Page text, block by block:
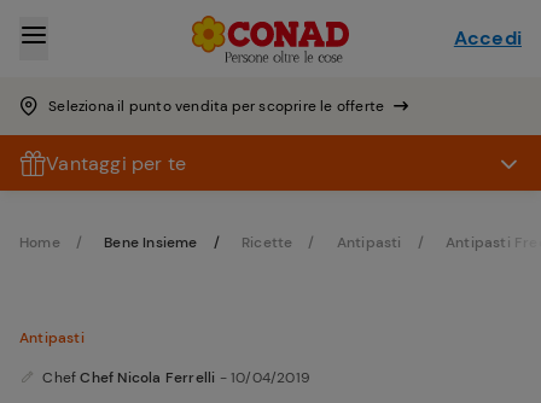
Seleziona il punto vendita per scoprire le offerte
Accedi
Vantaggi per te
Home Bene Insieme Ricette Antipasti Antipasti
Antipasti
Chef Chef Nicola Ferrelli - 10/04/2019